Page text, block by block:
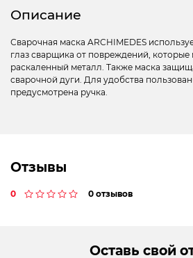
Описание
Сварочная маска ARCHIMEDES
глаз сварщика от повреждений, которые
раскаленный металл. Также маска
сварочной дуги. Для удобства
предусмотрена ручка.
Отзывы
0 0 отзывов
Оставь свой